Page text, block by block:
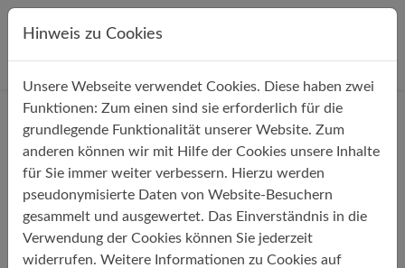
Direkt zur Hauptnavigation springen
Direkt zum Inhalt springen
StartseiteÜber uns Aktuelles
Über 30 Jahre Erfahrung –
Märchenerzähler Eberhard
Hinweis zu Cookies
Unsere Webseite verwendet Cookies. Diese haben zwei
Funktionen: Zum einen sind sie erforderlich für die
grundlegende Funktionalität unserer Website. Zum
anderen können wir mit Hilfe der Cookies unsere Inhalte
für Sie immer weiter verbessern. Hierzu werden
pseudonymisierte Daten von Website-Besuchern
gesammelt und ausgewertet. Das Einverständnis in die
Verwendung der Cookies können Sie jederzeit
widerrufen. Weitere Informationen zu Cookies auf